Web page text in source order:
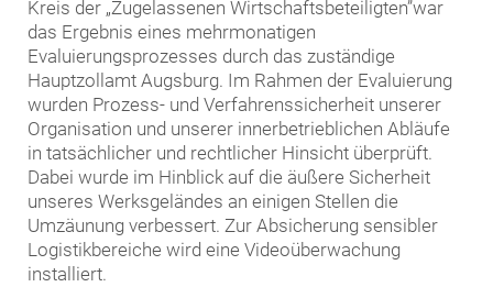
Kreis der „Zugelassenen Wirtschaftsbeteiligten”war
das Ergebnis eines mehrmonatigen
Evaluierungsprozesses durch das zuständige
Hauptzollamt Augsburg. Im Rahmen der Evaluierung
wurden Prozess- und Verfahrenssicherheit unserer
Organisation und unserer innerbetrieblichen Abläufe
in tatsächlicher und rechtlicher Hinsicht überprüft.
Dabei wurde im Hinblick auf die äußere Sicherheit
unseres Werksgeländes an einigen Stellen die
Umzäunung verbessert. Zur Absicherung sensibler
Logistikbereiche wird eine Videoüberwachung
installiert.